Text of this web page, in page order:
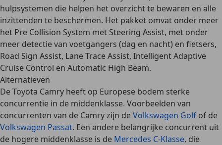
hulpsystemen die helpen het overzicht te bewaren en alle
inzittenden te beschermen. Het pakket omvat onder meer
het Pre Collision System met Steering Assist, met onder
meer detectie van voetgangers (dag en nacht) en fietsers,
Road Sign Assist, Lane Trace Assist, Intelligent Adaptive
Cruise Control en Automatic High Beam.
Alternatieven
De Toyota Camry heeft op Europese bodem sterke
concurrentie in de middenklasse. Voorbeelden van
concurrenten van de Camry zijn deVolkswagen Golf of de
Volkswagen Passat. Een andere belangrijke concurrent uit
de hogere middenklasse is de Mercedes C-Klasse, die